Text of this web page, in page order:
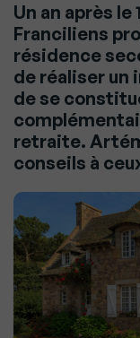
Un an après
Franciliens
résidence
de réaliser
de se
retraite.
conseils à